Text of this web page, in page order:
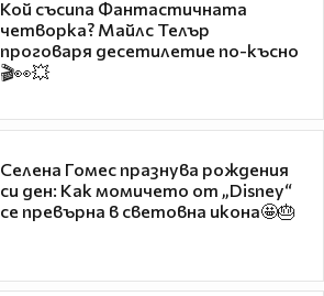
Кой съсипа Фантастичната
четворка? Майлс Телър
проговаря десетилетие по-късно
🎬👀💥
Селена Гомес празнува рождения
си ден: Как момичето от „Disney“
се превърна в световна икона🤩🎂